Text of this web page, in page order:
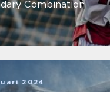
Combination
2024